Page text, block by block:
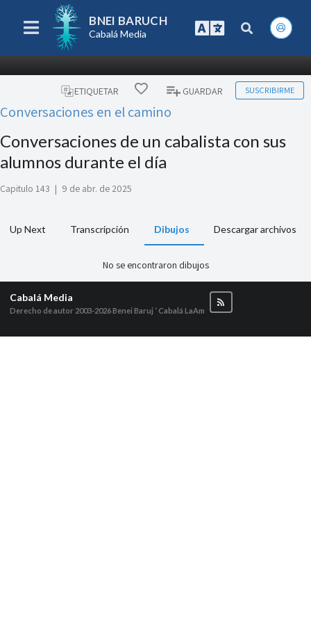
BNEI BARUCH
Cabalá Media
ETIQUETAR GUARDAR SUSCRIBIRME
Conversaciones en el camino
Conversaciones de un cabalista con sus
alumnos durante el día
Capitulo 143 | 9 de abr. de 2025
Up Next Transcripción Dibujos Descargar archivos
No se encontraron dibujos
Cabalá Media
Derecho de autor 2003-2026Benei Baruj ‘ Cabalá LaAm